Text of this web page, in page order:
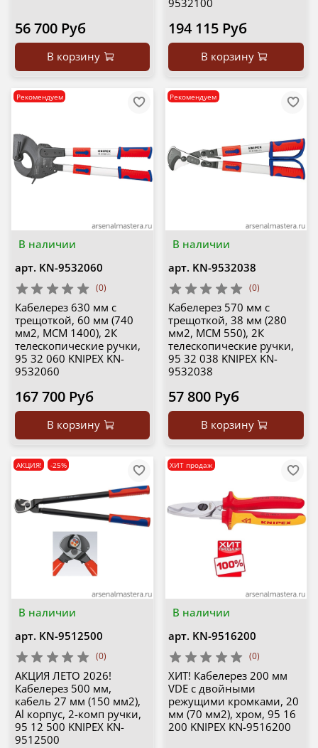
56 700 Руб
В корзину
9532100
194 115 Руб
В корзину
В наличии
Рекомендуем
арт. KN-9532060
(0)
Кабелерез 630 мм с
трещоткой, 60 мм (740
мм2, MCM 1400), 2К
телескопические ручки,
95 32 060 KNIPEX KN-
9532060
167 700 Руб
В корзину
В наличии
Рекомендуем
арт. KN-9532038
(0)
Кабелерез 570 мм с
трещоткой, 38 мм (280
мм2, MCM 550), 2К
телескопические ручки,
95 32 038 KNIPEX KN-
9532038
57 800 Руб
В корзину
В наличии
АКЦИЯ! -25%
арт. KN-9512500
(0)
АКЦИЯ ЛЕТО 2026!
Кабелерез 500 мм,
кабель 27 мм (150 мм2),
Al корпус, 2-комп ручки,
95 12 500 KNIPEX KN-
9512500
В наличии
ХИТ продаж
арт. KN-9516200
(0)
ХИТ! Кабелерез 200 мм
VDE с двойными
режущими кромками, 20
мм (70 мм2), хром, 95 16
200 KNIPEX KN-9516200